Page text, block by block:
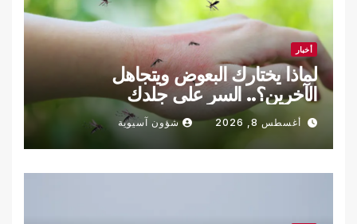
أخبار
لماذا يختارك البعوض ويتجاهل
الآخرين؟.. السر على جلدك
أغسطس 8, 2026 شؤون آسيوية